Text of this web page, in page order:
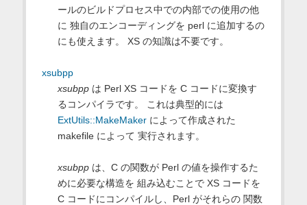
ールのビルドプロセス中での内部での使用の他
に 独自のエンコーディングを perl に追加するの
にも使えます。 XS の知識は不要です。
xsubpp
xsubppは Perl XS コードを C コードに変換す
るコンパイラです。 これは典型的には
ExtUtils::MakeMakerによって作成された
makefile によって 実行されます。
xsubppは、C の関数が Perl の値を操作するた
めに必要な構造を 組み込むことで XS コードを
C コードにコンパイルし、Perl がそれらの 関数